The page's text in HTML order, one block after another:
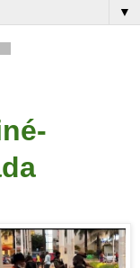
▼